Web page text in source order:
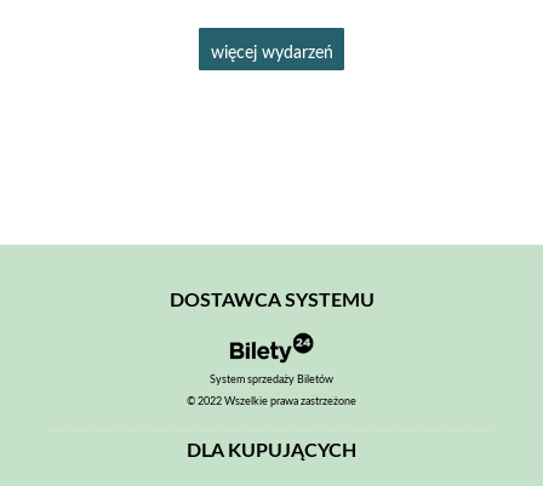
więcej wydarzeń
DOSTAWCA SYSTEMU
System sprzedaży Biletów
© 2022 Wszelkie prawa zastrzeżone
DLA KUPUJĄCYCH